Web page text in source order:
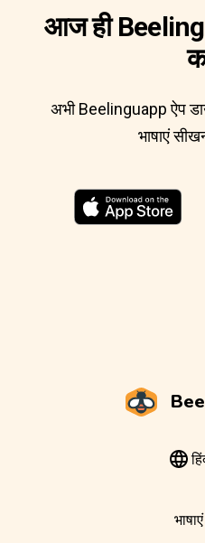
आज ही
अभी Beelinguapp ऐप
भाषाएं